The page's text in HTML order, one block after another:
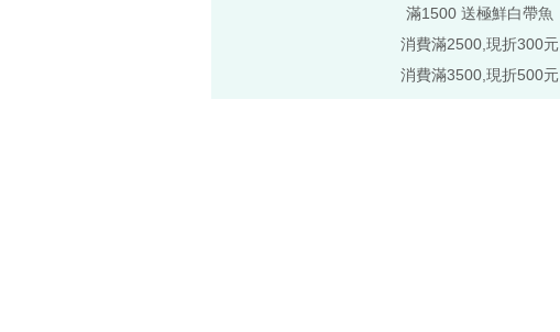
滿1500 送極鮮白帶魚
消費滿2500,現折300元
消費滿3500,現折500元